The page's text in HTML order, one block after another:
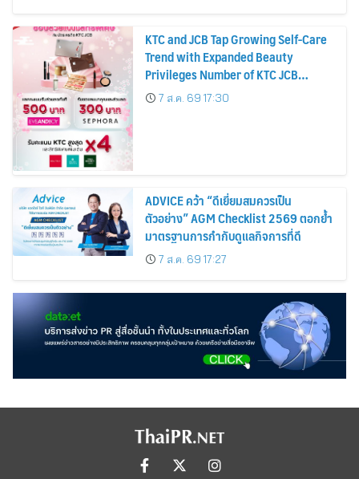
KTC and JCB Tap Growing Self-Care
Trend with Expanded Beauty
Privileges Number of KTC JCB
Cardmembers Spending on
Cosmetics Rises 26%
7 ส.ค. 69 17:30
ADVICE คว้า “ดีเยี่ยมสมควรเป็น
ตัวอย่าง” AGM Checklist 2569 ตอกย้ำ
มาตรฐานการกำกับดูแลกิจการที่ดี
7 ส.ค. 69 17:27